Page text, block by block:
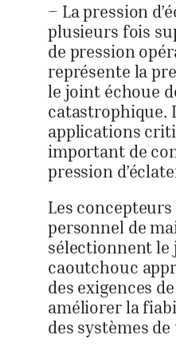
– La pression
plusieurs fois
de pression
représente la
le joint échoue
catastrophique.
applications
important de
pression
Les
personnel de
sélectionnent le
caoutchouc
des exigences
améliorer la
des systèmes